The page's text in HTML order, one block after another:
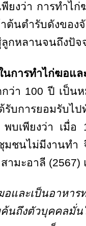
พียงว่า การทำ
ต้นตำรับดังของ
ลูกหลานจนถึงปัจ
นการทำไก่ฆอแ
ว่า 100ปี เป็น
ด้รับการยอมรับ
พบเพียงว่า เมื่อ
ชนไม่มีงานทำ
ามะอาลี (2567)
อและเป็นอาหา
นถึงตัวบุคคลมั่